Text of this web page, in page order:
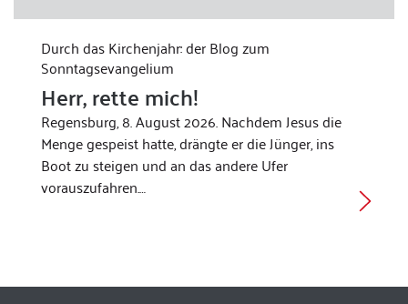
Durch das Kirchenjahr: der Blog zum
Sonntagsevangelium
Herr, rette mich!
Regensburg, 8. August 2026. Nachdem Jesus die
Menge gespeist hatte, drängte er die Jünger, ins
Boot zu steigen und an das andere Ufer
vorauszufahren.…